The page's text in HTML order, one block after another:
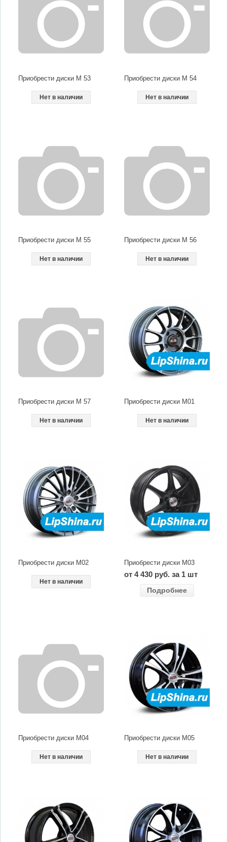
Приобрести диски M 53
Нет в наличии
Приобрести диски M 54
Нет в наличии
Приобрести диски M 55
Нет в наличии
Приобрести диски M 56
Нет в наличии
Приобрести диски M 57
Нет в наличии
Приобрести диски M01
Нет в наличии
Приобрести диски M02
Нет в наличии
Приобрести диски M03
от 4 430 руб. за 1 шт
Подробнее
Приобрести диски M04
Нет в наличии
Приобрести диски M05
Нет в наличии